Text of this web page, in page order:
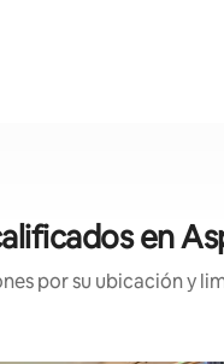
en
por su ubicación y